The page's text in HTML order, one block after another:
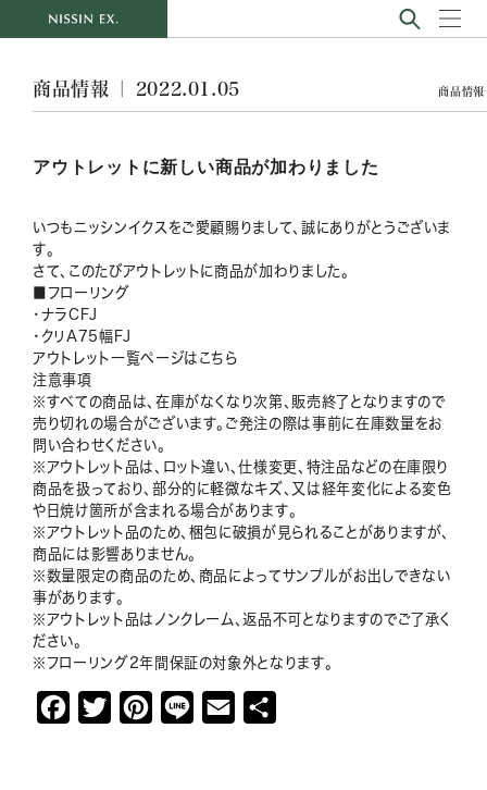
商品情報 ｜ 2022.01.05 商品情報
アウトレットに新しい商品が加わりました
いつもニッシンイクスをご愛顧賜りまして、誠にありがとうございま
す。
さて、このたびアウトレットに商品が加わりました。
■フローリング
・ナラCFJ
・クリA75幅FJ
アウトレット一覧ページは こちら
注意事項
※すべての商品は、在庫がなくなり次第、販売終了となりますので
売り切れの場合がございます。ご発注の際は事前に在庫数量をお
問い合わせください。
※アウトレット品は、ロット違い、仕様変更、特注品などの在庫限り
商品を扱っており、部分的に軽微なキズ、又は経年変化による変色
や日焼け箇所が含まれる場合があります。
※アウトレット品のため、梱包に破損が見られることがありますが、
商品には影響ありません。
※数量限定の商品のため、商品によってサンプルがお出しできない
事があります。
※アウトレット品はノンクレーム、返品不可となりますのでご了承く
ださい。
※フローリング2年間保証の対象外となります。
T
P